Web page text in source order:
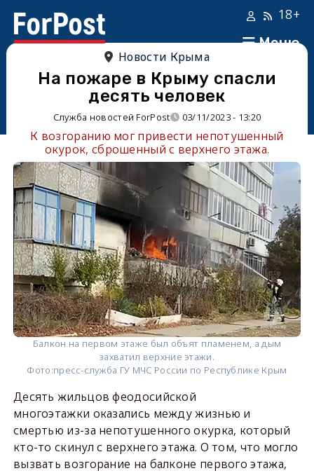
Меню
18+
Новости Крыма
На пожаре в Крыму спасли
десять человек
Служба новостей ForPost 03/11/2023 - 13:20
К возгоранию мог привести непотушенный
окурок, сброшенный с верхнего этажа.
Балкон на первом этаже был объят пламенем, а дым
захватил верхние этажи.
Фото:пресс-служба ГУ МЧС России по Республике Крым
Десять жильцов феодосийской
многоэтажки оказались между жизнью и
смертью из-за непотушенного окурка, который
кто-то скинул с верхнего этажа. О том, что могло
вызвать возгорание на балконе первого этажа,